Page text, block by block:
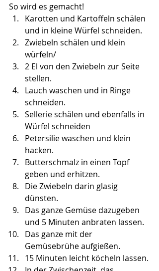
So wird es gemacht!
Karotten und Kartoffeln schälen
und in kleine Würfel schneiden.
Zwiebeln schälen und klein
würfeln/
2 El von den Zwiebeln zur Seite
stellen.
Lauch waschen und in Ringe
schneiden.
Sellerie schälen und ebenfalls in
Würfel schneiden
Petersilie waschen und klein
hacken.
Butterschmalz in einen Topf
geben und erhitzen.
Die Zwiebeln darin glasig
dünsten.
Das ganze Gemüse dazugeben
und 5 Minuten anbraten lassen.
Das ganze mit der
Gemüsebrühe aufgießen.
15 Minuten leicht köcheln lassen.